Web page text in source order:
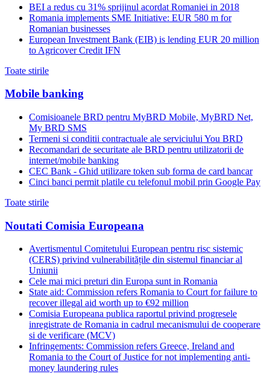
BEI a redus cu 31% sprijinul acordat Romaniei in 2018
Romania implements SME Initiative: EUR 580 m for
Romanian businesses
European Investment Bank (EIB) is lending EUR 20 million
to Agricover Credit IFN
Toate stirile
Mobile banking
Comisioanele BRD pentru MyBRD Mobile, MyBRD Net,
My BRD SMS
Termeni si conditii contractuale ale serviciului You BRD
Recomandari de securitate ale BRD pentru utilizatorii de
internet/mobile banking
CEC Bank - Ghid utilizare token sub forma de card bancar
Cinci banci permit platile cu telefonul mobil prin Google Pay
Toate stirile
Noutati Comisia Europeana
Avertismentul Comitetului European pentru risc sistemic
(CERS) privind vulnerabilitățile din sistemul financiar al
Uniunii
Cele mai mici preturi din Europa sunt in Romania
State aid: Commission refers Romania to Court for failure to
recover illegal aid worth up to €92 million
Comisia Europeana publica raportul privind progresele
inregistrate de Romania in cadrul mecanismului de cooperare
si de verificare (MCV)
Infringements: Commission refers Greece, Ireland and
Romania to the Court of Justice for not implementing anti-
money laundering rules